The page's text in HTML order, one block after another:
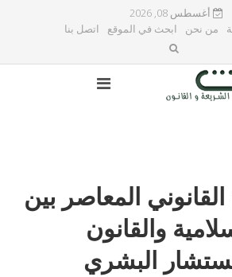
أغسطس 08, 2026
من نحن ابحث في الموقع اتصل بنا
المعاصر بين
والقانون
البشري